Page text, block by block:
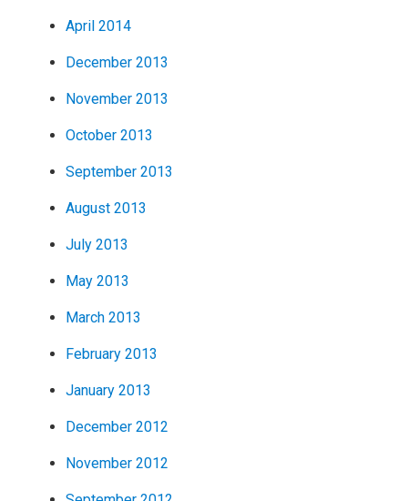
April 2014
December 2013
November 2013
October 2013
September 2013
August 2013
July 2013
May 2013
March 2013
February 2013
January 2013
December 2012
November 2012